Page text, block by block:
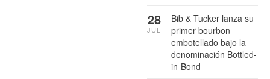
Bib & Tucker lanza su
primer bourbon
embotellado bajo la
denominación Bottled-
in-Bond
28
JUL